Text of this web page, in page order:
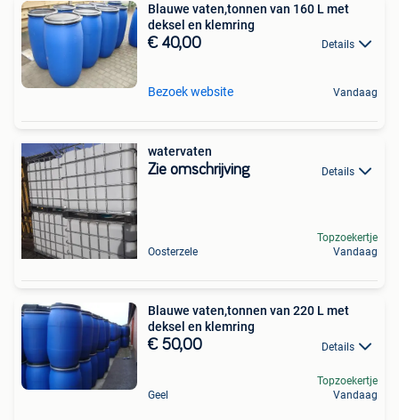
Blauwe vaten,tonnen van 160 L met
deksel en klemring
€ 40,00 Details
Bezoek website Vandaag
watervaten
Zie omschrijving Details
Oosterzele
Topzoekertje
Vandaag
Blauwe vaten,tonnen van 220 L met
deksel en klemring
€ 50,00 Details
Geel
Topzoekertje
Vandaag